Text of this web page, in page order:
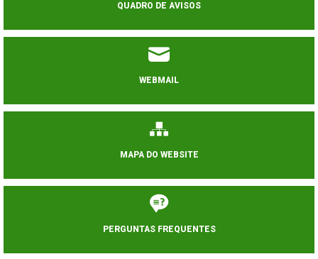
QUADRO DE AVISOS
WEBMAIL
MAPA DO WEBSITE
PERGUNTAS FREQUENTES